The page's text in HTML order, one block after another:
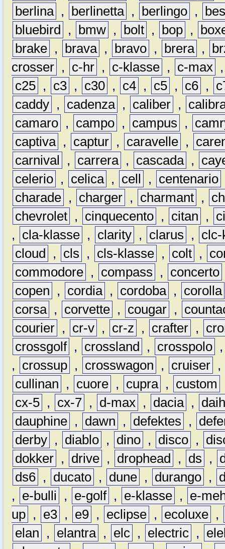
berlina , berlinetta , berlingo ,
bluebird
, bmw , bolt , bop ,
brake , brava , bravo , brera ,
crosser , c-hr , c-klasse , c-max
c25 , c3 , c30 , c4 , c5 , c6 ,
caddy , cadenza , caliber ,
camaro , campo , campus ,
captiva , captur , caravelle ,
carnival
, carrera , cascada ,
celerio , celica , cell , centenario
charade , charger , charmant ,
chevrolet , cinquecento , citan ,
,
cla-klasse , clarity , clarus ,
clc-
cloud
, cls , cls-klasse , colt ,
commodore , compass , concerto
copen
, cordia , cordoba ,
corolla
corsa , corvette , cougar ,
courier , cr-v , cr-z , crafter ,
crossgolf , crossland , crosspolo
,
crossup , crosswagon , cruiser ,
cullinan
, cuore , cupra , custom
cx-5 , cx-7 , d-max , dacia ,
dauphine , dawn , defektes ,
derby , diablo , dino , disco ,
dokker , drive , drophead , ds ,
ds6 , ducato , dune , durango ,
,
e-bulli , e-golf , e-klasse ,
e-
up , e3 , e9 , eclipse , ecoluxe ,
elan
, elantra , elc , electric ,